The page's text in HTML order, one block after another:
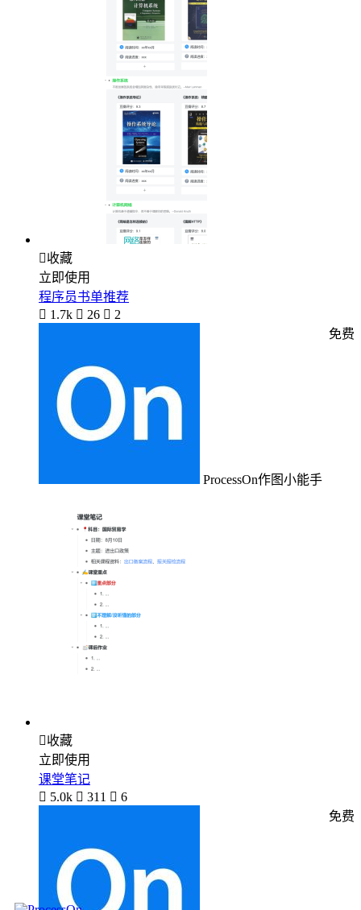
收藏
立即使用
程序员书单推荐
 1.7k  26  2
ProcessOn作图小能手
免费
收藏
立即使用
课堂笔记
 5.0k  311  6
免费